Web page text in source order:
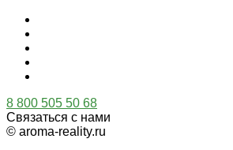
8 800 505 50 68
Связаться с нами
© aroma-reality.ru